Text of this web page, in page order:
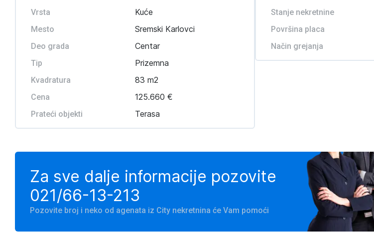
Vrsta Kuće
Mesto Sremski Karlovci
Deo grada Centar
Tip Prizemna
Kvadratura 83 m2
Cena 125.660 €
Prateći objekti Terasa
Stanje nekretnine
Površina placa
Način grejanja
Za sve dalje informacije pozovite
021/66-13-213
Pozovite broj i neko od agenata iz City nekretnina će Vam pomoći